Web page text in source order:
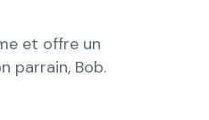
et offre un
parrain, Bob.